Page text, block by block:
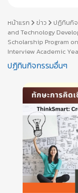
หน้าแรก ข่าว ปฏิทินกิ
and Technology
Scholarship Program
Interview Academic
ปฏิทินกิจกรรมอื่นๆ